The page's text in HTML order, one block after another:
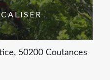
50200 Coutances